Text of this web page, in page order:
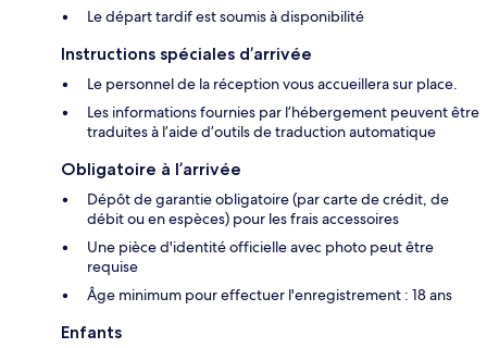
Le départ tardif est soumis à disponibilité
Instructions spéciales d’arrivée
Le personnel de la réception vous accueillera sur place.
Les informations fournies par l’hébergement peuvent être
traduites à l’aide d’outils de traduction automatique
Obligatoire à l’arrivée
Dépôt de garantie obligatoire (par carte de crédit, de
débit ou en espèces) pour les frais accessoires
Une pièce d'identité officielle avec photo peut être
requise
Âge minimum pour effectuer l'enregistrement : 18 ans
Enfants